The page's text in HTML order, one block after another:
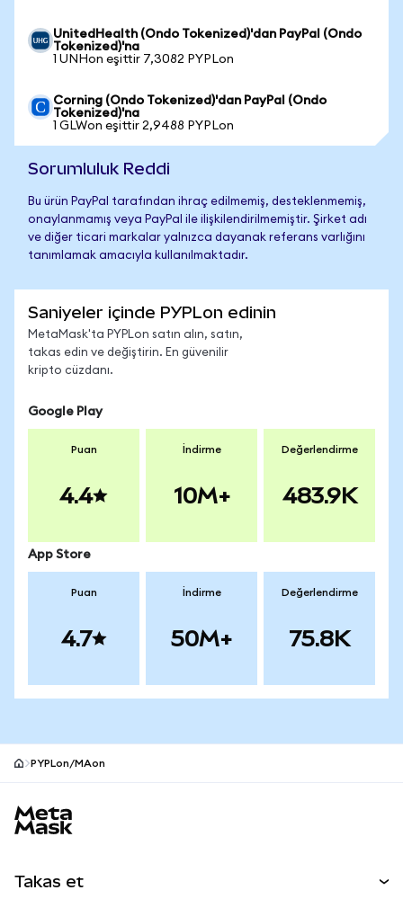
UnitedHealth (Ondo Tokenized)'dan PayPal (Ondo
Tokenized)'na
1 UNHon eşittir 7,3082 PYPLon
Corning (Ondo Tokenized)'dan PayPal (Ondo
Tokenized)'na
1 GLWon eşittir 2,9488 PYPLon
Sorumluluk Reddi
Bu ürün PayPal tarafından ihraç edilmemiş, desteklenmemiş,
onaylanmamış veya PayPal ile ilişkilendirilmemiştir. Şirket adı
ve diğer ticari markalar yalnızca dayanak referans varlığını
tanımlamak amacıyla kullanılmaktadır.
Saniyeler içinde PYPLon edinin
MetaMask'ta PYPLon satın alın, satın,
takas edin ve değiştirin. En güvenilir
kripto cüzdanı.
Google Play
Puan
4.4
İndirme
10M+
Değerlendirme
483.9K
App Store
Puan
4.7
İndirme
50M+
Değerlendirme
75.8K
PYPLon/MAon
Takas et